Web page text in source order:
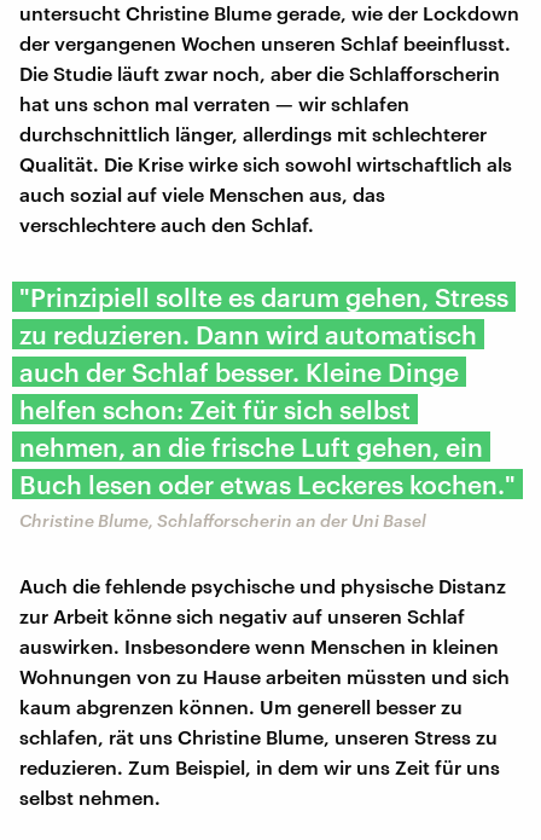
untersucht Christine Blume gerade, wie der Lockdown
der vergangenen Wochen unseren Schlaf beeinflusst.
Die Studie läuft zwar noch, aber die Schlafforscherin
hat uns schon mal verraten — wir schlafen
durchschnittlich länger, allerdings mit schlechterer
Qualität. Die Krise wirke sich sowohl wirtschaftlich als
auch sozial auf viele Menschen aus, das
verschlechtere auch den Schlaf.
"Prinzipiell sollte es darum gehen, Stress
zu reduzieren. Dann wird automatisch
auch der Schlaf besser. Kleine Dinge
helfen schon: Zeit für sich selbst
nehmen, an die frische Luft gehen, ein
Buch lesen oder etwas Leckeres kochen."
Christine Blume, Schlafforscherin an der Uni Basel
Auch die fehlende psychische und physische Distanz
zur Arbeit könne sich negativ auf unseren Schlaf
auswirken. Insbesondere wenn Menschen in kleinen
Wohnungen von zu Hause arbeiten müssten und sich
kaum abgrenzen können. Um generell besser zu
schlafen, rät uns Christine Blume, unseren Stress zu
reduzieren. Zum Beispiel, in dem wir uns Zeit für uns
selbst nehmen.